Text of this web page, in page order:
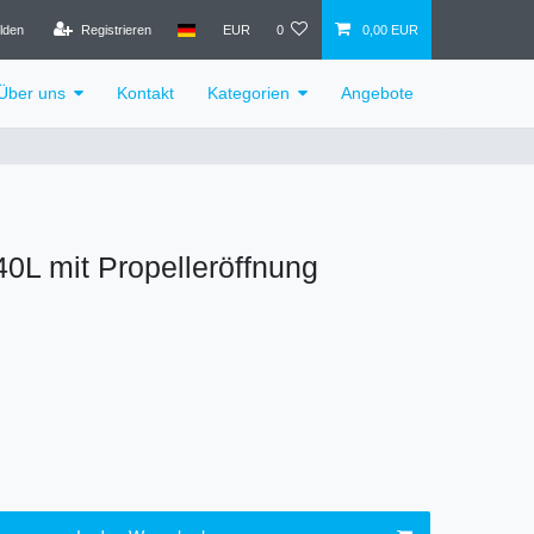
Registrieren EUR 0 0,00 EUR
uns Kontakt Kategorien Angebote
mit Propelleröffnung